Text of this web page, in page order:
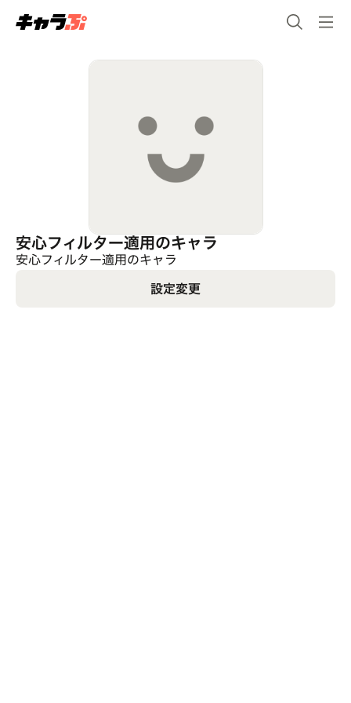
安心フィルター適用のキャラ
安心フィルター適用のキャラ
設定変更